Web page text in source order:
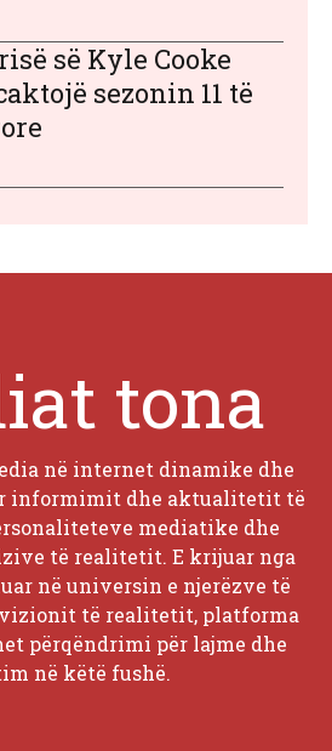
së Kyle Cooke
sezonin 11 të
tona
në internet dinamike dhe
informimit dhe aktualitetit të
mediatike dhe
të realitetit. E krijuar nga
në universin e njerëzve të
të realitetit, platforma
përqëndrimi për lajme dhe
në këtë fushë.